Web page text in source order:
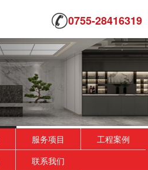
0755-28416319
服务项目
工程案例
联系我们